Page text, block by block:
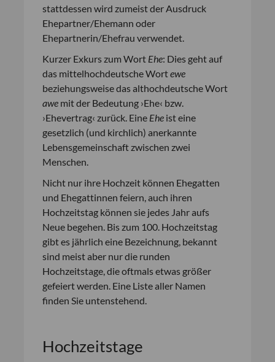
stattdessen wird zumeist der Ausdruck
Ehepartner/Ehemann oder
Ehepartnerin/Ehefrau verwendet.
Kurzer Exkurs zum Wort Ehe: Dies geht auf
das mittelhochdeutsche Wortewe
beziehungsweise das althochdeutsche Wort
awe mit der Bedeutung ›Ehe‹ bzw.
›Ehevertrag‹ zurück. Eine Ehe ist eine
gesetzlich (und kirchlich) anerkannte
Lebensgemeinschaft zwischen zwei
Menschen.
Nicht nur ihre Hochzeit können Ehegatten
und Ehegattinnen feiern, auch ihren
Hochzeitstag können sie jedes Jahr aufs
Neue begehen. Bis zum 100. Hochzeitstag
gibt es jährlich eine Bezeichnung, bekannt
sind meist aber nur die runden
Hochzeitstage, die oftmals etwas größer
gefeiert werden. Eine Liste aller Namen
finden Sie untenstehend.
Hochzeitstage